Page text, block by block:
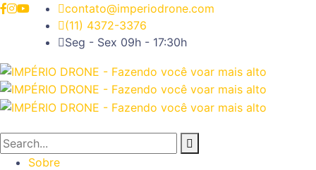
contato@imperiodrone.com
(11) 4372-3376
Seg - Sex 09h - 17:30h
Sobre